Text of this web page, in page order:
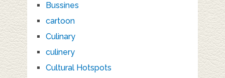
Bussines
cartoon
Culinary
culinery
Cultural Hotspots